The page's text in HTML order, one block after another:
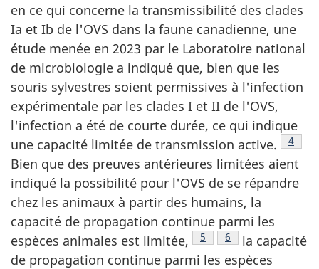
en ce qui concerne la transmissibilité des clades
Ia et Ib de l'OVS dans la faune canadienne, une
étude menée en 2023 par le Laboratoire national
de microbiologie a indiqué que, bien que les
souris sylvestres soient permissives à l'infection
expérimentale par les clades I et II de l'OVS,
l'infection a été de courte durée, ce qui indique
une capacité limitée de transmission active.
Note
4
Bien que des preuves antérieures limitées aient
indiqué la possibilité pour l'OVS de se répandre
chez les animaux à partir des humains, la
capacité de propagation continue parmi les
espèces animales est limitée,
Note de bas de page
5 Note de bas de
6
la capacité
de propagation continue parmi les espèces